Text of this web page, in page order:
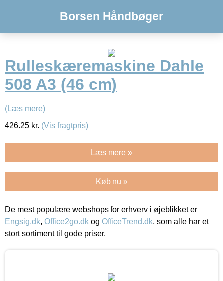
Borsen Håndbøger
Rulleskæremaskine Dahle
508 A3 (46 cm)
(Læs mere)
426.25 kr. (Vis fragtpris)
Læs mere »
Køb nu »
De mest populære webshops for erhverv i øjeblikket er
Engsig.dk, Office2go.dk og OfficeTrend.dk, som alle har et
stort sortiment til gode priser.